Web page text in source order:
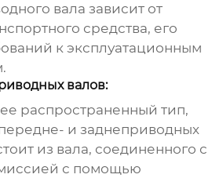
вала зависит от
средства, его
к эксплуатационным
валов:
распространенный тип,
и заднеприводных
из вала, соединенного с
с помощью